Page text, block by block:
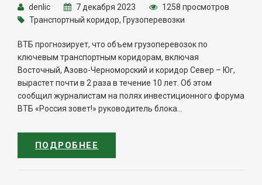
denlic 7 декабря 2023
1258 просмотров
Транспортный коридор, Грузоперевозки
ВТБ прогнозирует, что объем грузоперевозок по
ключевым транспортным коридорам, включая
Восточный, Азово-Черноморский и коридор Север – Юг,
вырастет почти в 2 раза в течение 10 лет. Об этом
сообщил журналистам на полях инвестиционного форума
ВТБ «Россия зовет!» руководитель блока...
ПОДРОБНЕЕ